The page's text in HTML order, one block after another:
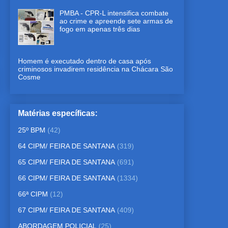
PMBA - CPR-L intensifica combate
ao crime e apreende sete armas de
fogo em apenas três dias
Homem é executado dentro de casa após
criminosos invadirem residência na Chácara São
Cosme
Matérias específicas:
25º BPM (42)
64 CIPM/ FEIRA DE SANTANA (319)
65 CIPM/ FEIRA DE SANTANA (691)
66 CIPM/ FEIRA DE SANTANA (1334)
66ª CIPM (12)
67 CIPM/ FEIRA DE SANTANA (409)
ABORDAGEM POLICIAL (25)